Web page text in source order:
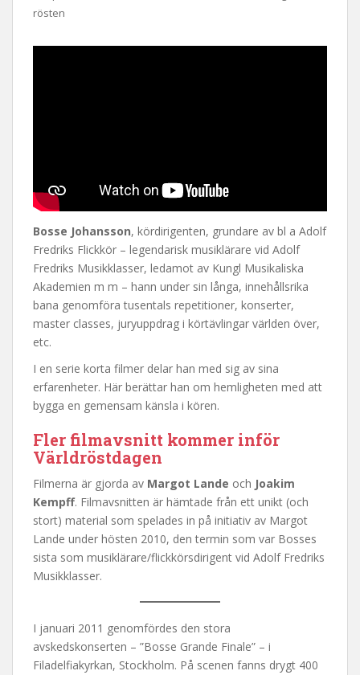
rösten
Bosse Johansson, kördirigenten, grundare av bl a Adolf
Fredriks Flickkör – legendarisk musiklärare vid Adolf
Fredriks Musikklasser, ledamot av Kungl Musikaliska
Akademien m m – hann under sin långa, innehållsrika
bana genomföra tusentals repetitioner, konserter,
master classes, juryuppdrag i körtävlingar världen över,
etc.
I en serie korta filmer delar han med sig av sina
erfarenheter. Här berättar han om hemligheten med att
bygga en gemensam känsla i kören.
Fler filmavsnitt kommer inför
Världröstdagen
Filmerna är gjorda av Margot Lande och Joakim
Kempff. Filmavsnitten är hämtade från ett unikt (och
stort) material som spelades in på initiativ av Margot
Lande under hösten 2010, den termin som var Bosses
sista som musiklärare/flickkörsdirigent vid Adolf Fredriks
Musikklasser.
I januari 2011 genomfördes den stora
avskedskonserten – ”Bosse Grande Finale” – i
Filadelfiakyrkan, Stockholm. På scenen fanns drygt 400